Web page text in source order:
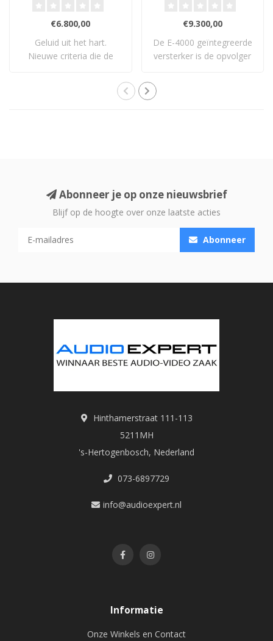
€6.800,00
Geluid uit het hart.
Nieuwe criteria die de
€9.300,00
De E-4000 geïntegreerde
versterker is de opvolger
Abonneer je op onze nieuwsbrief
Blijf op de hoogte over onze laatste acties
Abonneer
Hinthamerstraat 111-113
5211MH
's-Hertogenbosch, Nederland
073-6897729
info@audioexpert.nl
Informatie
Onze Winkels en Contact